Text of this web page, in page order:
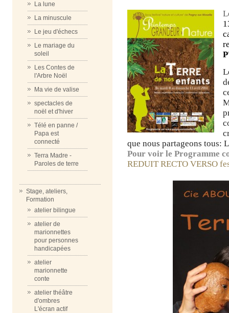
La lune
La minuscule
Le jeu d'échecs
Le mariage du
soleil
Les Contes de
l'Arbre Noël
Ma vie de valise
spectacles de
noël et d'hiver
Télé en panne /
Papa est
connecté
Terra Madre -
Paroles de terre
Stage, ateliers,
Formation
atelier bilingue
atelier de
marionnettes
pour personnes
handicapées
atelier
marionnette
conte
atelier théâtre
d'ombres
L'écran actif
que nous partageons tous:
Pour voir le Programme
REDUIT RECTO VERSO